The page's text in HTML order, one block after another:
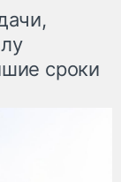
сроки